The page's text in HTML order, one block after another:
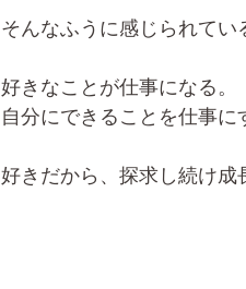
そんなふうに感じられてい
好きなことが仕事になる。
自分にできることを仕事に
好きだから、探求し続け成